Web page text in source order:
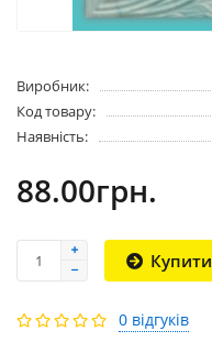
Виробник:
Код товару:
Наявність:
88.00грн.
Купити
0 відгуків